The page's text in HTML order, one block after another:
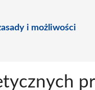
i możliwości